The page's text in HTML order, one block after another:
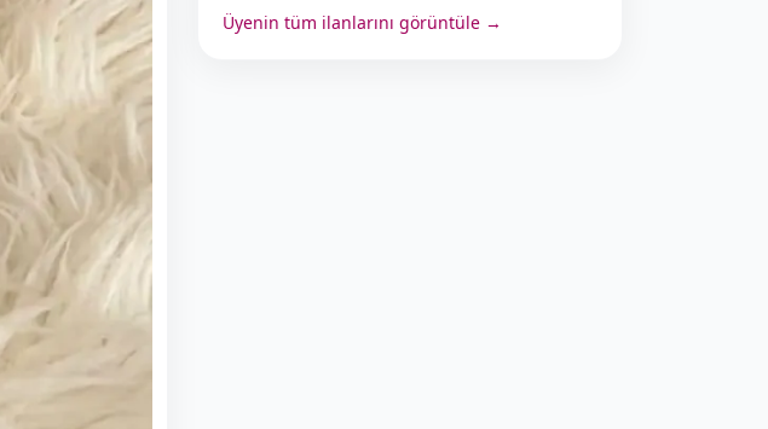
Üyenin tüm ilanlarını görüntüle →